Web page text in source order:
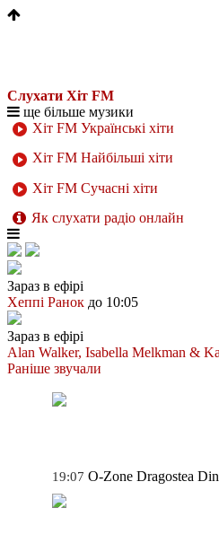
Слухати Хіт FM
ще більше музики
Хіт FM Українські хіти
Хіт FM Найбільші хіти
Хіт FM Сучасні хіти
Як слухати радіо онлайн
Зараз в ефірі
Хеппі Ранок до 10:05
Зараз в ефірі
Alan Walker, Isabella Melkman &
Раніше звучали
19:07 O-Zone Dragostea